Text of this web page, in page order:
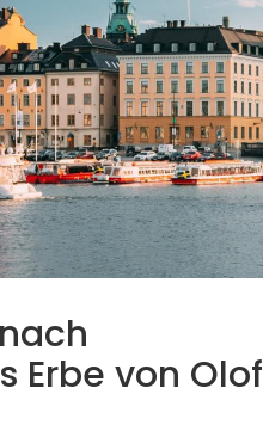
Erbe von Olof